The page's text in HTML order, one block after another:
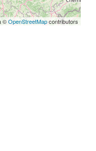
©OpenStreetMapcontributors